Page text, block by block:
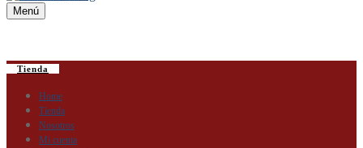
Menú
Tienda
Home
Tienda
Nosotros
Mi cuenta